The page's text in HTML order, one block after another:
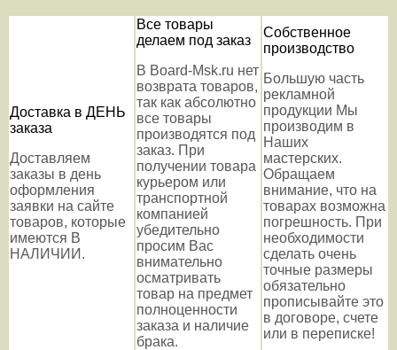
Доставка в ДЕНЬ
заказа
Доставляем
заказы в день
оформления
заявки на сайте
товаров, которые
имеются В
НАЛИЧИИ.
Все товары
делаем под заказ
В Board-Msk.ru нет
возврата товаров,
так как абсолютно
все товары
производятся под
заказ. При
получении товара
курьером или
транспортной
компанией
убедительно
просим Вас
внимательно
осматривать
товар на предмет
полноценности
заказа и наличие
брака.
Собственное
производство
Большую часть
рекламной
продукции Мы
производим в
Наших
мастерских.
Обращаем
внимание, что на
товарах возможна
погрешность. При
необходимости
сделать очень
точные размеры
обязательно
прописывайте это
в договоре, счете
или в переписке!